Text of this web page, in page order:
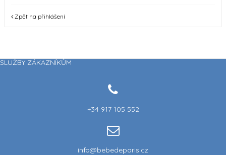
Zpět na přihlášení
SLUŽBY ZÁKAZNÍKŮM
+34 917 105 552
info@bebedeparis.cz